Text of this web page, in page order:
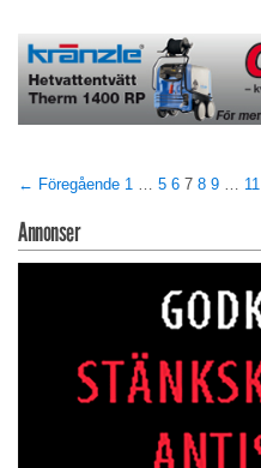
← Föregående 1 … 5 6 7 8 9 … 11
Annonser